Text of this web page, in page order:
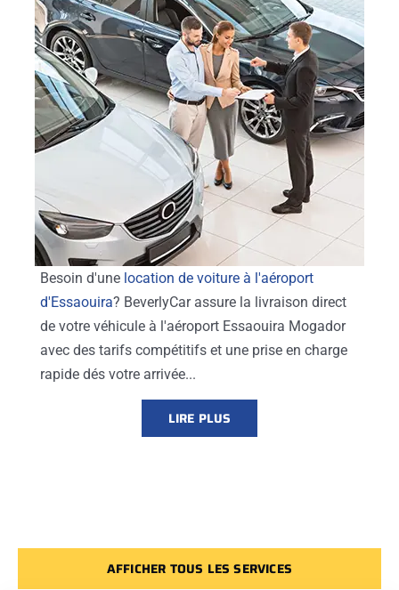
Besoin d'une location de voiture à l'aéroport
d'Essaouira? BeverlyCar assure la livraison direct
de votre véhicule à l'aéroport Essaouira Mogador
avec des tarifs compétitifs et une prise en charge
rapide dés votre arrivée...
LIRE PLUS
AFFICHER TOUS LES SERVICES